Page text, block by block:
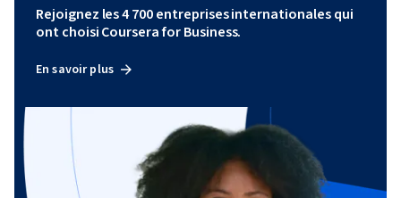
Rejoignez les 4 700 entreprises internationales qui
ont choisi Coursera for Business.
En savoir plus